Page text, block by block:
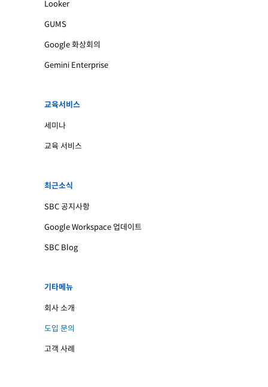
Looker
GUMS
Google 화상회의
Gemini Enterprise
교육서비스
세미나
교육 서비스
최근소식
SBC 공지사항
Google Workspace 업데이트
SBC Blog
기타메뉴
회사 소개
도입 문의
고객 사례